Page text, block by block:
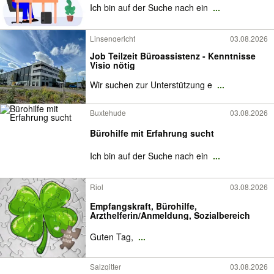
Ich bin auf der Suche nach ein ...
Linsengericht 03.08.2026
Job Teilzeit Büroassistenz - Kenntnisse
Visio nötig
Wir suchen zur Unterstützung e ...
Buxtehude 03.08.2026
Bürohilfe mit Erfahrung sucht
Ich bin auf der Suche nach ein ...
Riol 03.08.2026
Empfangskraft, Bürohilfe,
Arzthelferin/Anmeldung, Sozialbereich
Guten Tag, ...
Salzgitter 03.08.2026